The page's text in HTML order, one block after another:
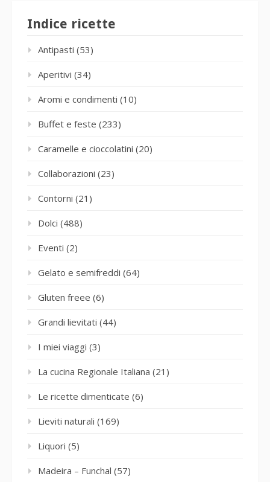
Indice ricette
Antipasti (53)
Aperitivi (34)
Aromi e condimenti (10)
Buffet e feste (233)
Caramelle e cioccolatini (20)
Collaborazioni (23)
Contorni (21)
Dolci (488)
Eventi (2)
Gelato e semifreddi (64)
Gluten freee (6)
Grandi lievitati (44)
I miei viaggi (3)
La cucina Regionale Italiana (21)
Le ricette dimenticate (6)
Lieviti naturali (169)
Liquori (5)
Madeira – Funchal (57)